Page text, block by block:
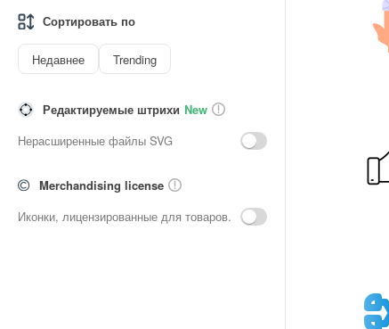
Сортировать по
Недавнее Trending
Редактируемые штрихи New
Нерасширенные файлы SVG
Merchandising license
Иконки, лицензированные для товаров.